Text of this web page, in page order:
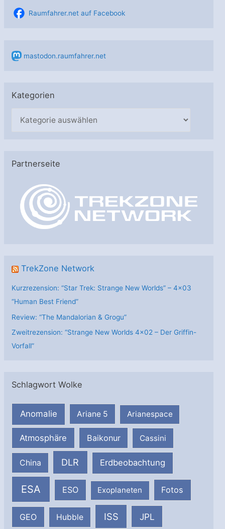
Raumfahrer.net auf Facebook
mastodon.raumfahrer.net
Kategorien
g
Partnerseite
TrekZone Network
Kurzrezension: “Star Trek: Strange New Worlds” – 4×03
“Human Best Friend”
Review: “The Mandalorian & Grogu”
Zweitrezension: “Strange New Worlds 4×02 – Der Griffin-
Vorfall”
Schlagwort Wolke
Anomalie Ariane 5 Arianespace
Atmosphäre Baikonur Cassini
China DLR Erdbeobachtung
ESA ESO Exoplaneten Fotos
GEO Hubble ISS JPL